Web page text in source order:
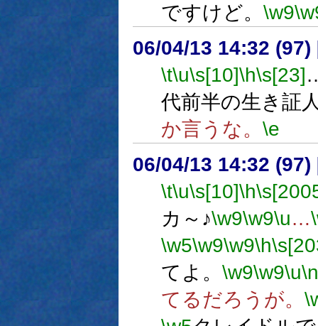
ですけど。 \w9
06/04/13 14:32 (97)
\t\u\s[10]\h\s[23]
代前半の生き証
か言うな。 \e
06/04/13 14:32 (97)
\t\u\s[10]\h
カ～♪\w9\w9\u…
\w5\w9\w9\h
てよ。 \w9\w9\u\n
てるだろうが。